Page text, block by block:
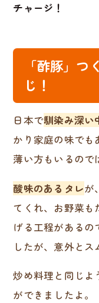
チャージ！
「酢豚」
じ！
日本で馴染み深い
かり家庭の味でも
薄い方もいるので
酸味のあるタレが
てくれ、お野菜も
げる工程があるの
したが、意外とス
炒め料理と同じよ
ができましたよ。